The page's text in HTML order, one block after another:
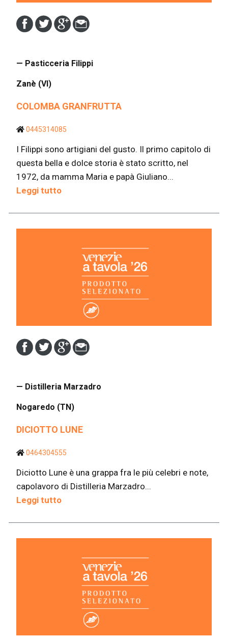
— Pasticceria Filippi
Zanè (VI)
COLOMBA GRANFRUTTA
0445314085
I Filippi sono artigiani del gusto. Il primo capitolo di
questa bella e dolce storia è stato scritto, nel
1972, da mamma Maria e papà Giuliano...
Leggi tutto
— Distilleria Marzadro
Nogaredo (TN)
DICIOTTO LUNE
0464304555
Diciotto Lune è una grappa fra le più celebri e note,
capolavoro di Distilleria Marzadro...
Leggi tutto